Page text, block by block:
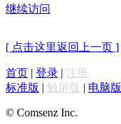
继续访问
[ 点击这里返回上一页 ]
首页 | 登录 | 注册
标准版 | 触屏版 | 电脑版
© Comsenz Inc.